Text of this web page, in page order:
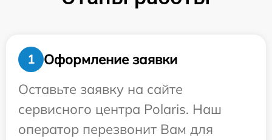
1
Оформление заявки
Оставьте заявку на сайте
сервисного центра Polaris. Наш
оператор перезвонит Вам для